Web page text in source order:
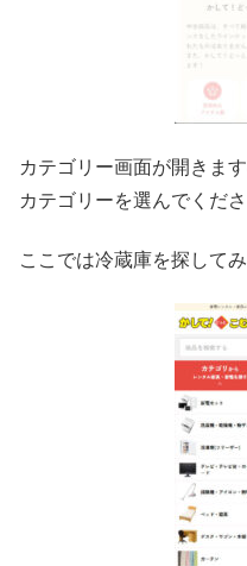
カテゴリー画面が開きま
カテゴリーを選んでくださ
ここでは冷蔵庫を探してみ